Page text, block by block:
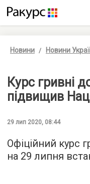
Новини Новини
Курс гривні
підвищив
29 лип 2020, 08:44
Офіційний курс
на 29 липня